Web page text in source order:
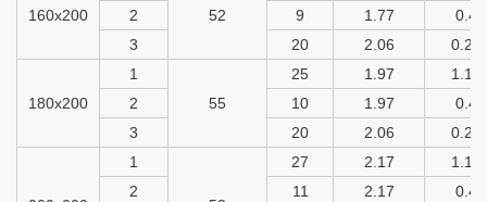
160х200
52
2
9 1.77
0.4
3
20 2.06 0.26
180х200
1
55
25 1.97
1.15
2
10 1.97
0.4
3
20 2.06 0.26
1 27 2.17
1.15
2
11 2.17 0.4